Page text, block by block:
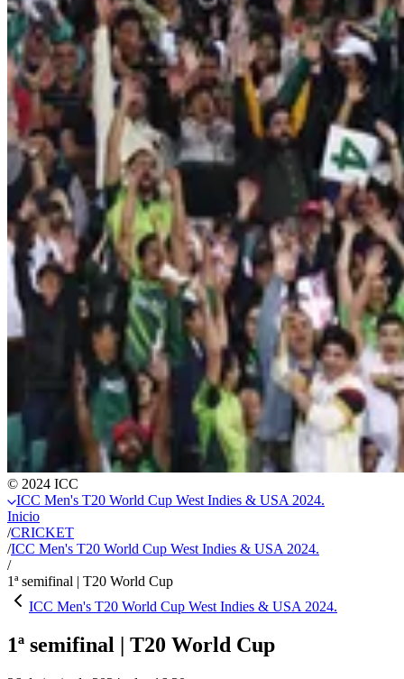
© 2024 ICC
ICC Men's T20 World Cup West Indies & USA 2024.
Inicio
/CRICKET
/ICC Men's T20 World Cup West Indies & USA 2024.
/
1ª semifinal | T20 World Cup
ICC Men's T20 World Cup West Indies & USA 2024.
1ª semifinal | T20 World Cup